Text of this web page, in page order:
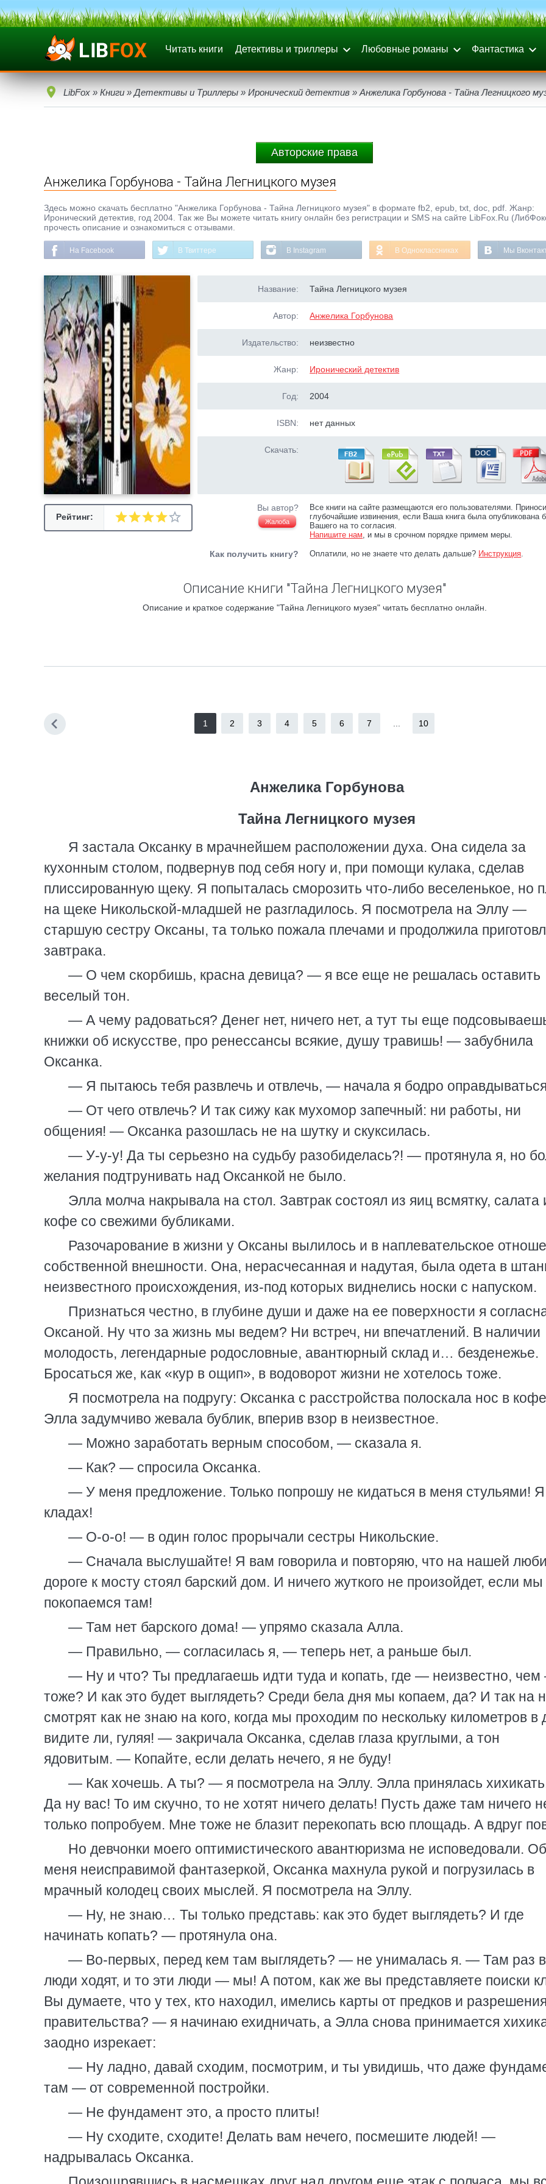
Читать книги Детективы и триллеры Любовные романы Фантастика
LibFox » Книги » Детективы и Триллеры » Иронический детектив » Анжелика Горбунова - Тайна Легницкого
Авторские права
Анжелика Горбунова - Тайна Легницкого музея
Здесь можно скачать бесплатно "Анжелика Горбунова - Тайна Легницкого музея" в формате fb2, epub, txt, doc, pdf. Жанр:
Иронический детектив, год 2004. Так же Вы можете читать книгу онлайн без регистрации и SMS на сайте LibFox.Ru
прочесть описание и ознакомиться с отзывами.
На Facebook В Твиттере В Instagram В Одноклассниках Мы
Рейтинг:
Название: Тайна Легницкого музея
Автор: Анжелика Горбунова
Издательство: неизвестно
Жанр: Иронический детектив
Год: 2004
ISBN: нет данных
Скачать:
Вы автор?
Жалоба
Все книги на сайте размещаются его пользователями.
глубочайшие извинения, если Ваша книга была опубликована
Вашего на то согласия.
Напишите нам, и мы в срочном порядке примем меры.
Как получить книгу? Оплатили, но не знаете что делать дальше? Инструкция.
Описание книги "Тайна Легницкого музея"
Описание и краткое содержание "Тайна Легницкого музея" читать бесплатно онлайн.
1 2 3 4 5 6 7 10
Анжелика Горбунова
Тайна Легницкого музея
Я застала Оксанку в мрачнейшем расположении духа. Она сидела за
кухонным столом, подвернув под себя ногу и, при помощи кулака, сделав
плиссированную щеку. Я попыталась сморозить что-либо веселенькое, но
на щеке Никольской-младшей не разгладилось. Я посмотрела на Эллу —
старшую сестру Оксаны, та только пожала плечами и продолжила
завтрака.
— О чем скорбишь, красна девица? — я все еще не решалась оставить
веселый тон.
— А чему радоваться? Денег нет, ничего нет, а тут ты еще
книжки об искусстве, про ренессансы всякие, душу травишь! — забубнила
Оксанка.
— Я пытаюсь тебя развлечь и отвлечь, — начала я бодро
— От чего отвлечь? И так сижу как мухомор запечный: ни работы, ни
общения! — Оксанка разошлась не на шутку и скуксилась.
— У-у-у! Да ты серьезно на судьбу разобиделась?! — протянула я, но
желания подтрунивать над Оксанкой не было.
Элла молча накрывала на стол. Завтрак состоял из яиц всмятку, салата
кофе со свежими бубликами.
Разочарование в жизни у Оксаны вылилось и в наплевательское
собственной внешности. Она, нерасчесанная и надутая, была одета в
неизвестного происхождения, из-под которых виднелись носки с напуском.
Признаться честно, в глубине души и даже на ее поверхности я
Оксаной. Ну что за жизнь мы ведем? Ни встреч, ни впечатлений. В наличии
молодость, легендарные родословные, авантюрный склад и… безденежье.
Бросаться же, как «кур в ощип», в водоворот жизни не хотелось тоже.
Я посмотрела на подругу: Оксанка с расстройства полоскала нос в
Элла задумчиво жевала бублик, вперив взор в неизвестное.
— Можно заработать верным способом, — сказала я.
— Как? — спросила Оксанка.
— У меня предложение. Только попрошу не кидаться в меня стульями!
кладах!
— О-о-о! — в один голос прорычали сестры Никольские.
— Сначала выслушайте! Я вам говорила и повторяю, что на нашей
дороге к мосту стоял барский дом. И ничего жуткого не произойдет, если мы
покопаемся там!
— Там нет барского дома! — упрямо сказала Алла.
— Правильно, — согласилась я, — теперь нет, а раньше был.
— Ну и что? Ты предлагаешь идти туда и копать, где — неизвестно,
тоже? И как это будет выглядеть? Среди бела дня мы копаем, да? И так на
смотрят как не знаю на кого, когда мы проходим по нескольку километров в
видите ли, гуляя! — закричала Оксанка, сделав глаза круглыми, а тон
ядовитым. — Копайте, если делать нечего, я не буду!
— Как хочешь. А ты? — я посмотрела на Эллу. Элла принялась
Да ну вас! То им скучно, то не хотят ничего делать! Пусть даже там ничего
только попробуем. Мне тоже не блазит перекопать всю площадь. А вдруг
Но девчонки моего оптимистического авантюризма не исповедовали.
меня неисправимой фантазеркой, Оксанка махнула рукой и погрузилась в
мрачный колодец своих мыслей. Я посмотрела на Эллу.
— Ну, не знаю… Ты только представь: как это будет выглядеть? И где
начинать копать? — протянула она.
— Во-первых, перед кем там выглядеть? — не унималась я. — Там раз в
люди ходят, и то эти люди — мы! А потом, как же вы представляете поиски
Вы думаете, что у тех, кто находил, имелись карты от предков и разрешения
правительства? — я начинаю ехидничать, а Элла снова принимается
заодно изрекает:
— Ну ладно, давай сходим, посмотрим, и ты увидишь, что даже
там — от современной постройки.
— Не фундамент это, а просто плиты!
— Ну сходите, сходите! Делать вам нечего, посмешите людей! —
надрывалась Оксанка.